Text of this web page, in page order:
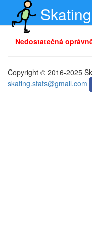
Nedostatečná
Copyright © 2016-2025
skating.stats@gmail.com